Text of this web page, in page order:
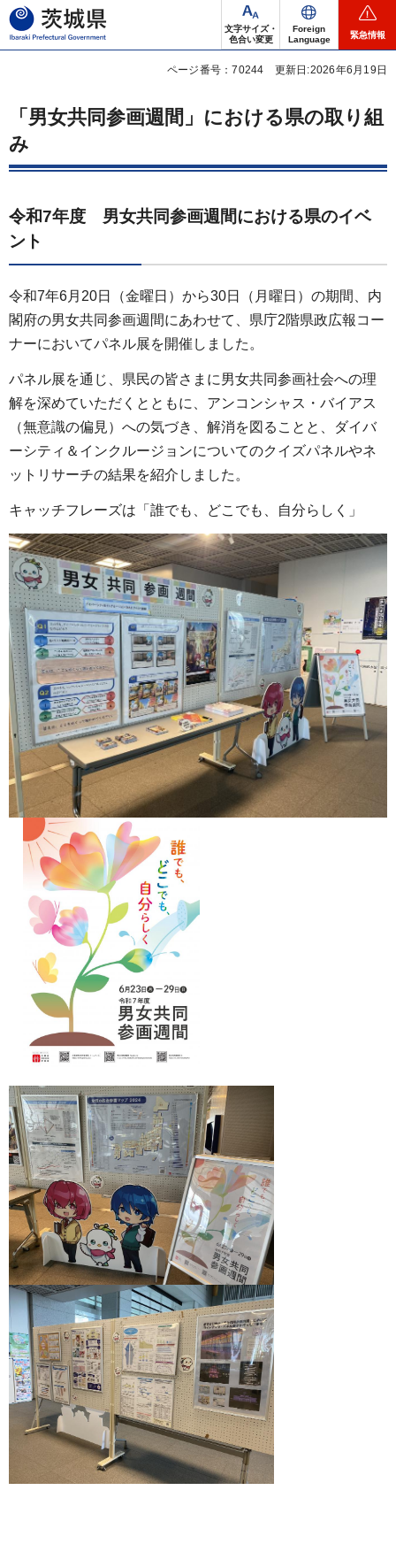
茨城県
文字サイズ・
色合い変更
Foreign
Language
緊急情報
ページ番号：70244 更新日:2026年6月19日
「男女共同参画週間」における県の取り組
み
令和7年度 男女共同参画週間における県のイベ
ント
令和7年6月20日（金曜日）から30日（月曜日）の期間、内
閣府の男女共同参画週間にあわせて、県庁2階県政広報コー
ナーにおいてパネル展を開催しました。
パネル展を通じ、県民の皆さまに男女共同参画社会への理
解を深めていただくとともに、アンコンシャス・バイアス
（無意識の偏見）への気づき、解消を図ることと、ダイバ
ーシティ＆インクルージョンについてのクイズパネルやネ
ットリサーチの結果を紹介しました。
キャッチフレーズは「誰でも、どこでも、自分らしく」